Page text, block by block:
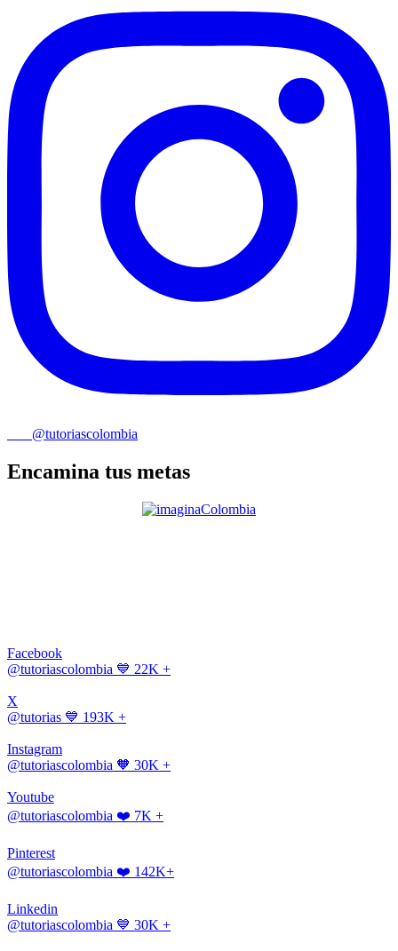
@tutoriascolombia
Encamina tus metas
Facebook
@tutoriascolombia 💙 22K +
X
@tutorias 💙 193K +
Instagram
@tutoriascolombia 🧡 30K +
Youtube
@tutoriascolombia ❤️ 7K +
Pinterest
@tutoriascolombia ❤️ 142K+
Linkedin
@tutoriascolombia 💙 30K +